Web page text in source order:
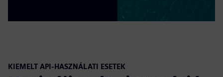
KIEMELT API-HASZNÁLATI ESETEK